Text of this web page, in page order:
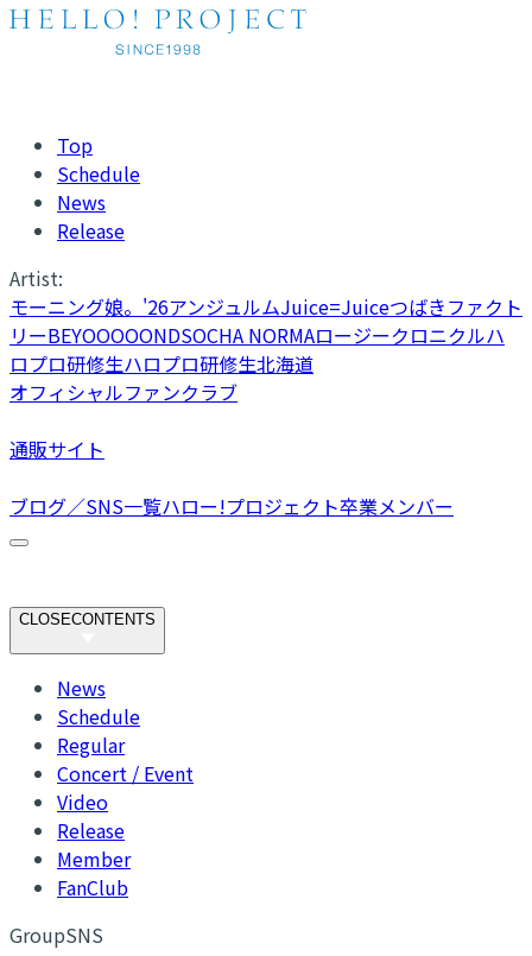
Top
Schedule
News
Release
Artist:
モーニング娘。'26アンジュルムJuice=Juiceつばきファクト
リーBEYOOOOONDSOCHA NORMAロージークロニクルハ
ロプロ研修生ハロプロ研修生北海道
オフィシャルファンクラブ
通販サイト
ブログ／SNS一覧ハロー!プロジェクト卒業メンバー
CLOSECONTENTS
News
Schedule
Regular
Concert / Event
Video
Release
Member
FanClub
GroupSNS